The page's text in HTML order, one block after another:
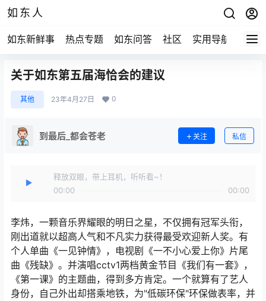
如东人
如东新鲜事 热点专题 如东问答 社区 实用导航 如东
关于如东第五届海恰会的建议
其他 23年4月27日 0
到最后_都会苍老 关注 私信
释放双眼，带上耳机，听听看~！
00:00
00:00
李炜，一颗音乐界耀眼的明日之星，不仅拥有冠军头衔，
刚出道就以超高人气和不凡实力获得最受欢迎新人奖。有
个人单曲《一见钟情》，电视剧《一不小心爱上你》片尾
曲《残缺》。并演唱cctv1两档黄金节目《我们有一套》，
《第一课》的主题曲，得到多方肯定。一个就算有了艺人
身份，自己外出却搭乘地铁，为"低碳环保"环保做表率，并